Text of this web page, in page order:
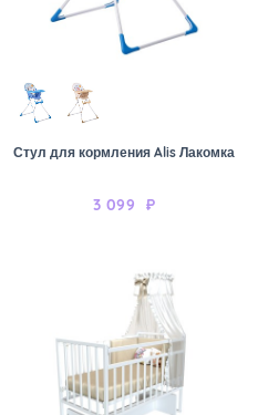
Стул для кормления Alis Лакомка
3 099 ₽